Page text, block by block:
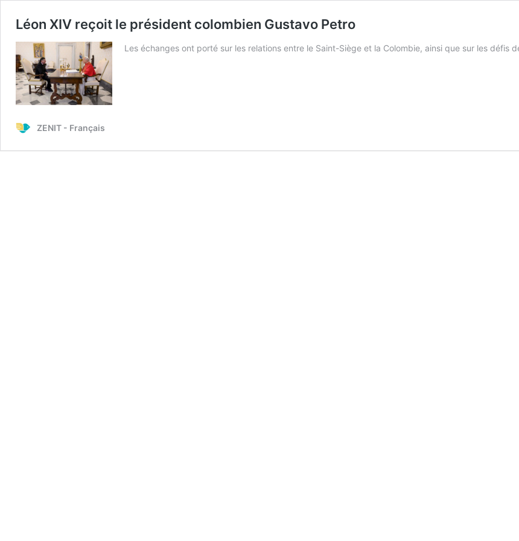
Léon XIV reçoit le président colombien Gustavo Petro
Les échanges ont porté sur les relations entre le Saint-Siège et la Colombie, ainsi que sur les
ZENIT - Français